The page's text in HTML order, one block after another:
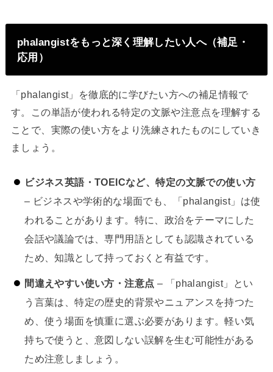
phalangistをもっと深く理解したい人へ（補足・
応用）
「phalangist」を徹底的に学びたい方への補足情報で
す。この単語が使われる特定の文脈や注意点を理解する
ことで、実際の使い方をより洗練されたものにしていき
ましょう。
ビジネス英語・TOEICなど、特定の文脈での使い方
– ビジネスや学術的な場面でも、「phalangist」は使
われることがあります。特に、政治をテーマにした
会話や議論では、専門用語としても認識されている
ため、知識として持っておくと有益です。
間違えやすい使い方・注意点 – 「phalangist」とい
う言葉は、特定の歴史的背景やニュアンスを持つた
め、使う場面を慎重に選ぶ必要があります。軽い気
持ちで使うと、意図しない誤解を生む可能性がある
ため注意しましょう。